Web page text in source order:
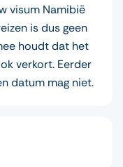
visum Namibië
is dus geen
houdt dat het
verkort. Eerder
datum mag niet.